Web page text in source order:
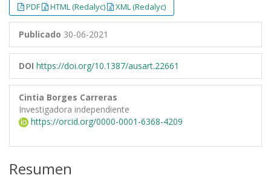
PDF HTML (Redalyc) XML (Redalyc)
Publicado 30-06-2021
DOI https://doi.org/10.1387/ausart.22661
Cintia Borges Carreras
Investigadora independiente
https://orcid.org/0000-0001-6368-4209
Resumen